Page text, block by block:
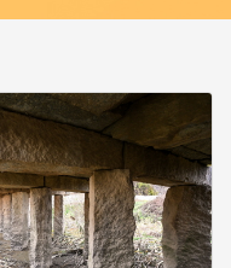
#바위설화
#마을